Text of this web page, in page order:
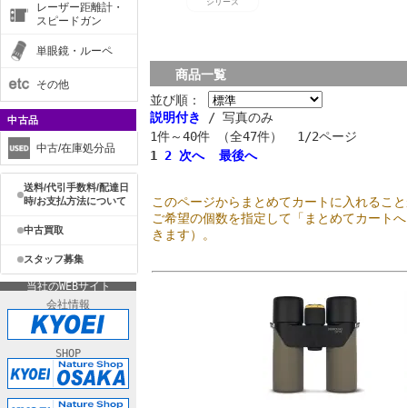
レーザー距離計・
スピードガン
単眼鏡・ルーペ
その他
中古品
中古/在庫処分品
送料/代引手数料/配達日
時/お支払方法について
中古買取
スタッフ募集
当社のWEBサイト
会社情報
SHOP
商品一覧
並び順：
説明付き
/ 写真のみ
1件～40件 （全47件） 1/2ページ
1
2 次へ 最後へ
このページからまとめてカートに入れるこ
ご希望の個数を指定して「まとめてカート
きます）。